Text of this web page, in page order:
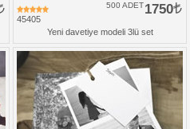
45405
1750
500 ADET
Yeni davetiye modeli 3lü set